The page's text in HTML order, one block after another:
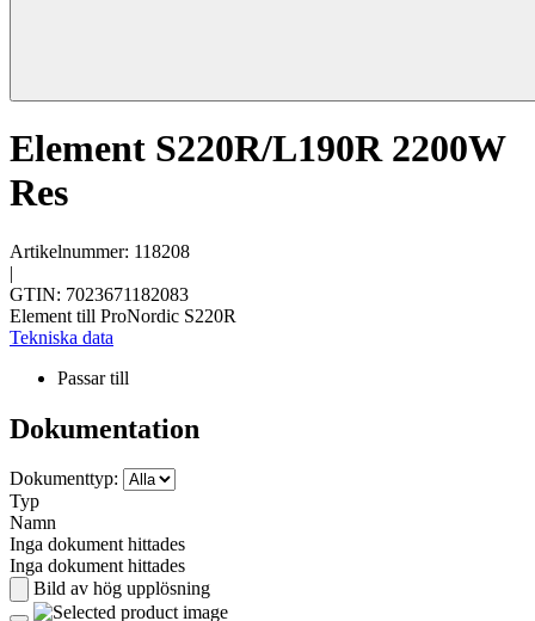
Element S220R/L190R 2200W
Res
Artikelnummer: 118208
|
GTIN: 7023671182083
Element till ProNordic S220R
Tekniska data
Passar till
Dokumentation
Dokumenttyp:
Typ
Namn
Inga dokument hittades
Inga dokument hittades
Bild av hög upplösning